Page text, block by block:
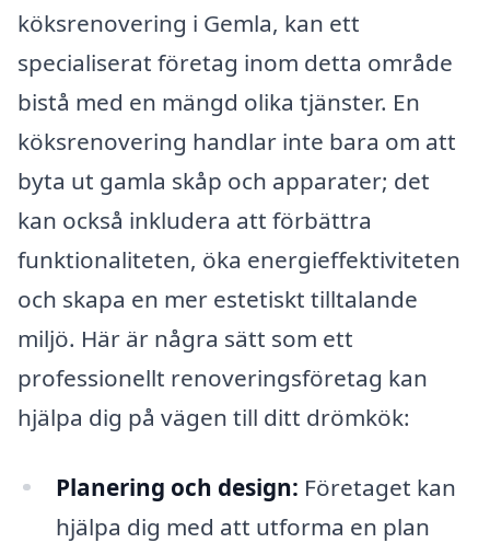
köksrenovering i Gemla, kan ett
specialiserat företag inom detta område
bistå med en mängd olika tjänster. En
köksrenovering handlar inte bara om att
byta ut gamla skåp och apparater; det
kan också inkludera att förbättra
funktionaliteten, öka energieffektiviteten
och skapa en mer estetiskt tilltalande
miljö. Här är några sätt som ett
professionellt renoveringsföretag kan
hjälpa dig på vägen till ditt drömkök:
Planering och design: Företaget kan
hjälpa dig med att utforma en plan